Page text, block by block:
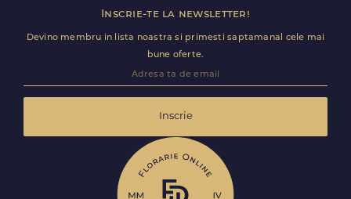
Inscrie-te la newsletter!
Devino membru in lista noastra si primesti saptamanal cele mai
bune oferte.
Inscrie